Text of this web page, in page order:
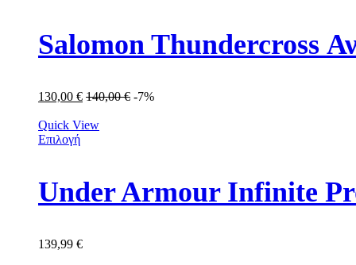
Salomon Thundercross
130,00 € 140,00€ -7%
Quick View
Επιλογή
Under Armour Infinite
139,99 €